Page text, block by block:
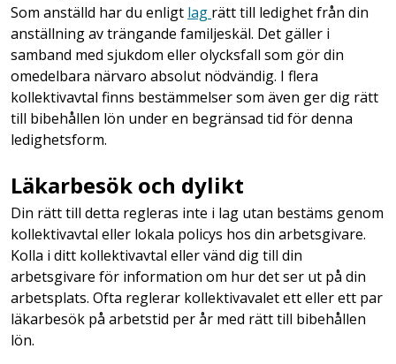
Som anställd har du enligt lag rätt till ledighet från din
anställning av trängande familjeskäl. Det gäller i
samband med sjukdom eller olycksfall som gör din
omedelbara närvaro absolut nödvändig. I flera
kollektivavtal finns bestämmelser som även ger dig rätt
till bibehållen lön under en begränsad tid för denna
ledighetsform.
Läkarbesök och dylikt
Din rätt till detta regleras inte i lag utan bestäms genom
kollektivavtal eller lokala policys hos din arbetsgivare.
Kolla i ditt kollektivavtal eller vänd dig till din
arbetsgivare för information om hur det ser ut på din
arbetsplats. Ofta reglerar kollektivavalet ett eller ett par
läkarbesök på arbetstid per år med rätt till bibehållen
lön.